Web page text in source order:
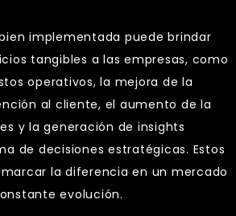
implementada puede brindar
tangibles a las empresas, como
operativos, la mejora de la
al cliente, el aumento de la
y la generación de insights
de decisiones estratégicas. Estos
la diferencia en un mercado
evolución.